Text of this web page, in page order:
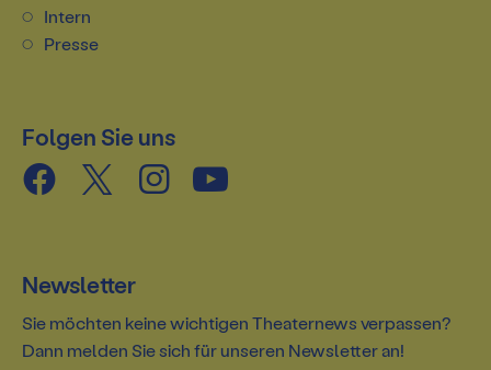
Intern
Presse
Folgen Sie uns
Newsletter
Sie möchten keine wichtigen Theaternews verpassen?
Dann melden Sie sich für unseren Newsletter an!